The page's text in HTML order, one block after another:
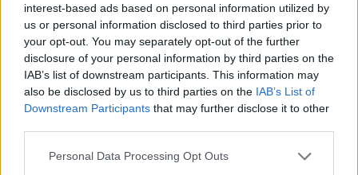
interest-based ads based on personal information utilized by
us or personal information disclosed to third parties prior to
your opt-out. You may separately opt-out of the further
disclosure of your personal information by third parties on the
IAB’s list of downstream participants. This information may
also be disclosed by us to third parties on the IAB’s List of
Downstream Participants that may further disclose it to other
Please note that this website/app uses one or more Google
Personal Data Processing Opt Outs
Πεζοδρομείται η λεωφόρος Νίκης στη Θεσσαλονίκη